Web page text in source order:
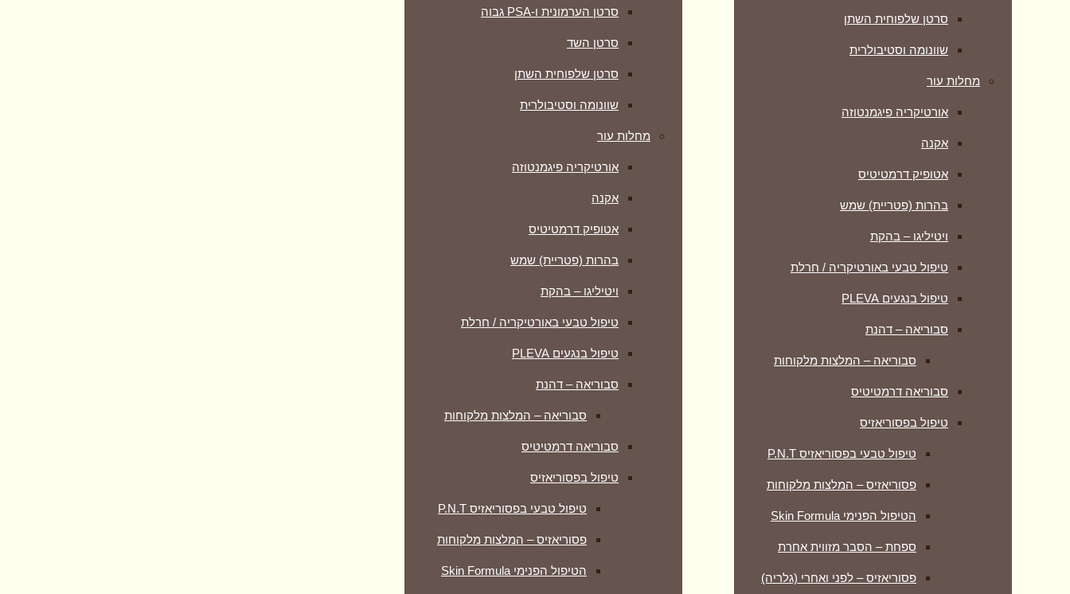
סרטן שלפוחית השתן
שוונומה וסטיבולרית
מחלות עור
אורטיקריה פיגמנטוזה
אקנה
אטופיק דרמטיטיס
בהרות (פטריית) שמש
ויטיליגו – בהקת
טיפול טבעי באורטיקריה / חרלת
טיפול בנגעים PLEVA
סבוריאה – דהנת
סבוריאה – המלצות מלקוחות
סבוריאה דרמטיטיס
טיפול בפסוריאזיס
טיפול טבעי בפסוריאזיס P.N.T
פסוריאזיס – המלצות מלקוחות
הטיפול הפנימי Skin Formula
ספחת – הסבר מזווית אחרת
פסוריאזיס – לפני ואחרי (גלריה)
סרטן הערמונית ו-PSA גבוה
סרטן השד
סרטן שלפוחית השתן
שוונומה וסטיבולרית
מחלות עור
אורטיקריה פיגמנטוזה
אקנה
אטופיק דרמטיטיס
בהרות (פטריית) שמש
ויטיליגו – בהקת
טיפול טבעי באורטיקריה / חרלת
טיפול בנגעים PLEVA
סבוריאה – דהנת
סבוריאה – המלצות מלקוחות
סבוריאה דרמטיטיס
טיפול בפסוריאזיס
טיפול טבעי בפסוריאזיס P.N.T
פסוריאזיס – המלצות מלקוחות
הטיפול הפנימי Skin Formula